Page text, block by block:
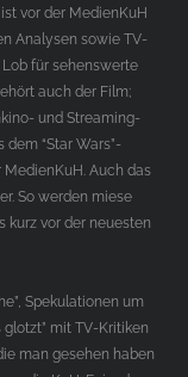
vor der MedienKuH
Analysen sowie TV-
für sehenswerte
auch der Film;
und Streaming-
“Star Wars”-
Auch das
So werden miese
kurz vor der neuesten
Spekulationen um
glotzt” mit TV-Kritiken
man gesehen haben